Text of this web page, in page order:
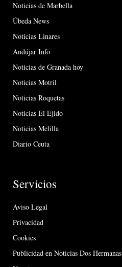
Noticias de Marbella
Úbeda News
Noticias Linares
Andújar Info
Noticias de Granada hoy
Noticias Motril
Noticias Roquetas
Noticias El Ejido
Noticias Melilla
Diario Ceuta
Servicios
Aviso Legal
Privacidad
Cookies
Publicidad en Noticias Dos Hermanas